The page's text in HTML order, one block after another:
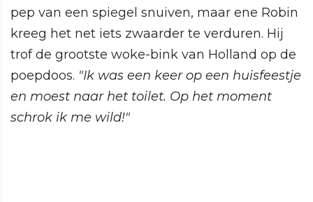
pep van een spiegel snuiven, maar ene Robin
kreeg het net iets zwaarder te verduren. Hij
trof de grootste woke-bink van Holland op de
poepdoos. "Ik was een keer op een huisfeestje
en moest naar het toilet. Op het moment
schrok ik me wild!"